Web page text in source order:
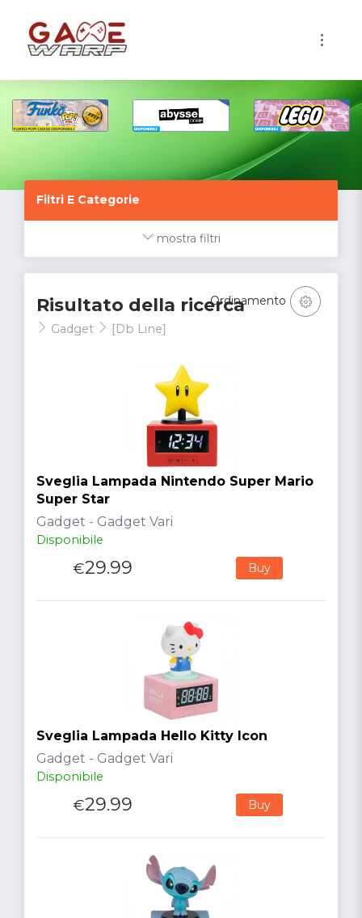
Filtri E Categorie
mostra filtri
Risultato della ricerca
Gadget [Db Line]
Ordinamento
Sveglia Lampada Nintendo Super Mario
Super Star
Gadget - Gadget Vari
Disponibile
€29.99 Buy
Sveglia Lampada Hello Kitty Icon
Gadget - Gadget Vari
Disponibile
€29.99 Buy